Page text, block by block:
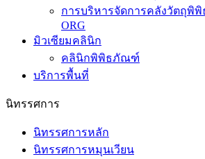
การบริหารจัดการคลังวัตถุพิ
ORG
มิวเซียมคลินิก
คลินิกพิพิธภัณฑ์
บริการพื้นที่
นิทรรศการ
นิทรรศการหลัก
นิทรรศการหมุนเวียน